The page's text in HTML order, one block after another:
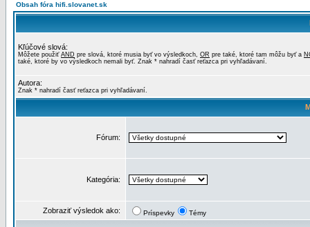
Obsah fóra hifi.slovanet.sk
Kľúčové slová:
Môžete použiť AND pre slová, ktoré musia byť vo výsledkoch, OR pre také, ktoré tam môžu byť a
také, ktoré by vo výsledkoch nemali byť. Znak * nahradí časť reťazca pri vyhľadávaní.
Autora:
Znak * nahradí časť reťazca pri vyhľadávaní.
Fórum:
Kategória:
Zobraziť výsledok ako: Príspevky Témy